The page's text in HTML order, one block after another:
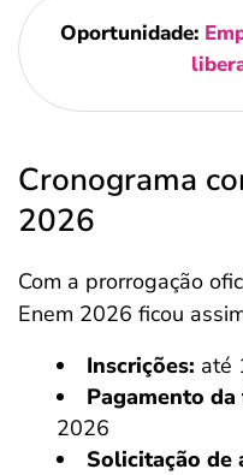
Oportunidade:
Cronograma
2026
Com a prorrogação
Enem 2026 ficou
Inscrições: até
Pagamento da
2026
Solicitação de